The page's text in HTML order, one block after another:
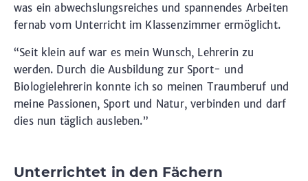
was ein abwechslungsreiches und spannendes Arbeiten
fernab vom Unterricht im Klassenzimmer ermöglicht.
“Seit klein auf war es mein Wunsch, Lehrerin zu
werden. Durch die Ausbildung zur Sport- und
Biologielehrerin konnte ich so meinen Traumberuf und
meine Passionen, Sport und Natur, verbinden und darf
dies nun täglich ausleben.”
Unterrichtet in den Fächern